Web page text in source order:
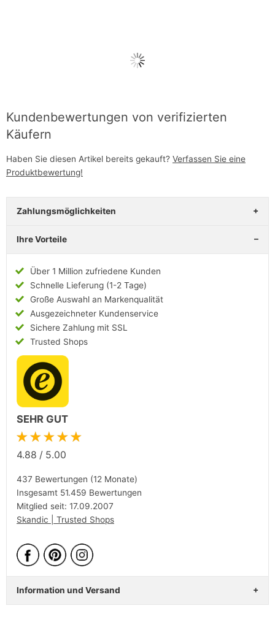
Kundenbewertungen von verifizierten
Käufern
Haben Sie diesen Artikel bereits gekauft? Verfassen Sie eine
Produktbewertung!
Zahlungsmöglichkeiten
Ihre Vorteile
Über 1 Million zufriedene Kunden
Schnelle Lieferung (1-2 Tage)
Große Auswahl an Markenqualität
Ausgezeichneter Kundenservice
Sichere Zahlung mit SSL
Trusted Shops
SEHR GUT
★★★★★
4.88 / 5.00
437 Bewertungen (12 Monate)
Insgesamt 51.459 Bewertungen
Mitglied seit: 17.09.2007
Skandic | Trusted Shops
Information und Versand